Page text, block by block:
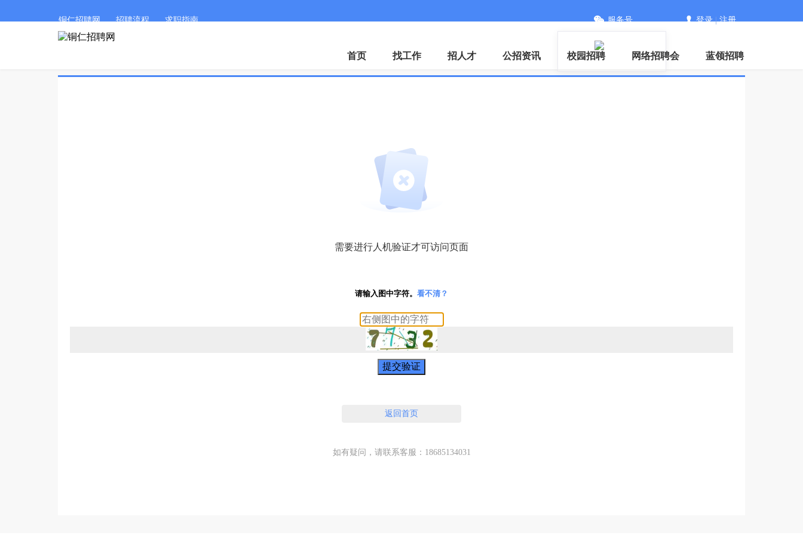
铜仁招聘网 招聘流程 求职指南 服务号 登录|注册
首页 找工作 招人才 公招资讯 校园招聘 网络招聘会 蓝领招聘
需要进行人机验证才可访问页面
请输入图中字符。 看不清？
提交验证
返回首页
如有疑问，请联系客服：18685134031